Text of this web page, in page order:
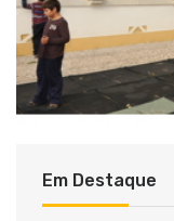
Em Destaque